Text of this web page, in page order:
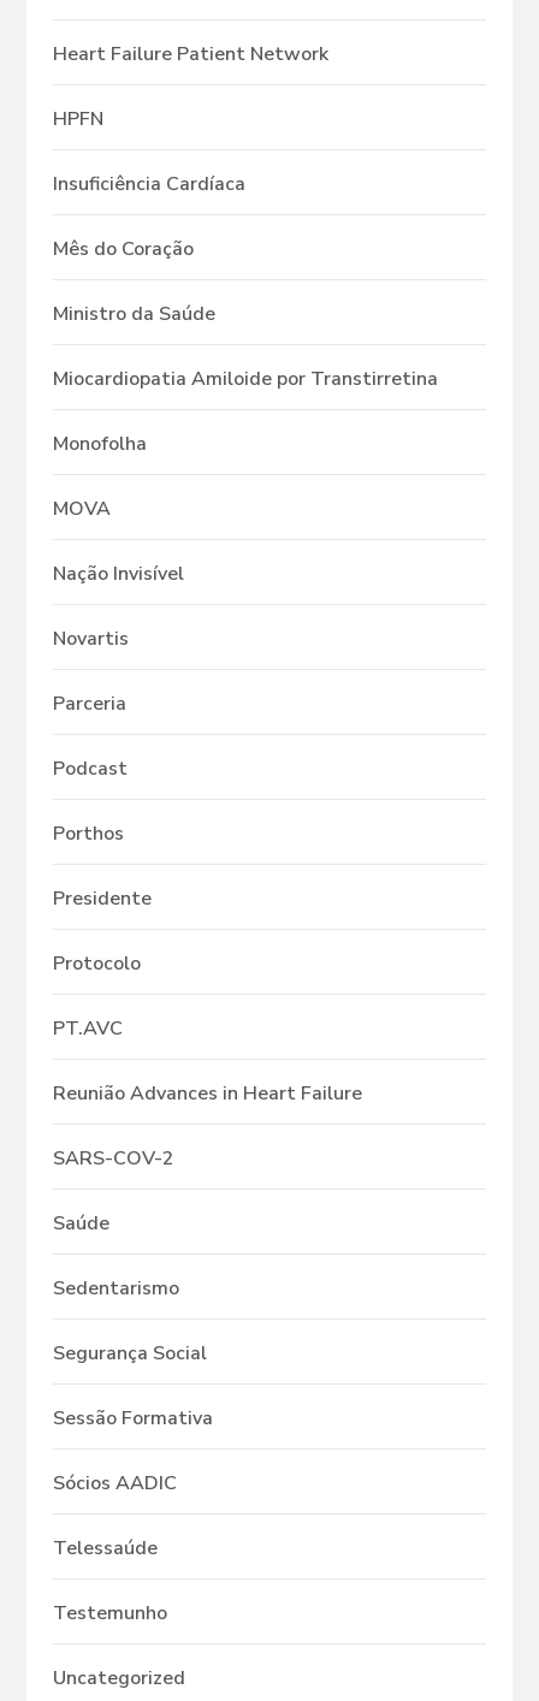
Heart Failure Patient Network
HPFN
Insuficiência Cardíaca
Mês do Coração
Ministro da Saúde
Miocardiopatia Amiloide por Transtirretina
Monofolha
MOVA
Nação Invisível
Novartis
Parceria
Podcast
Porthos
Presidente
Protocolo
PT.AVC
Reunião Advances in Heart Failure
SARS-COV-2
Saúde
Sedentarismo
Segurança Social
Sessão Formativa
Sócios AADIC
Telessaúde
Testemunho
Uncategorized